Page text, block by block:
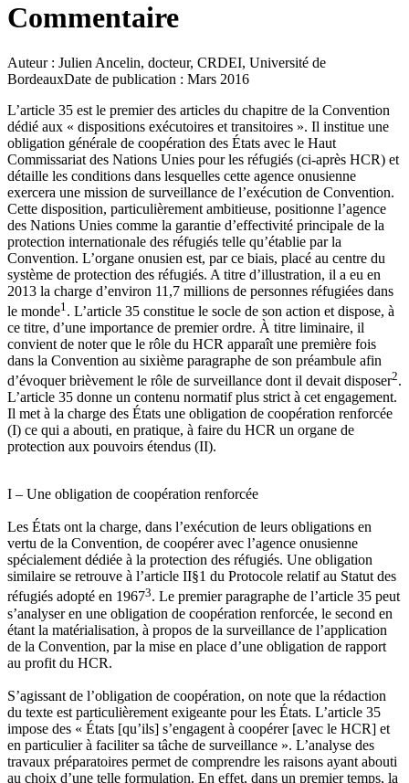
Commentaire
Auteur : Julien Ancelin, docteur, CRDEI, Université de
BordeauxDate de publication : Mars 2016
L’article 35 est le premier des articles du chapitre de la Convention
dédié aux « dispositions exécutoires et transitoires ». Il institue une
obligation générale de coopération des États avec le Haut
Commissariat des Nations Unies pour les réfugiés (ci-après HCR) et
détaille les conditions dans lesquelles cette agence onusienne
exercera une mission de surveillance de l’exécution de Convention.
Cette disposition, particulièrement ambitieuse, positionne l’agence
des Nations Unies comme la garantie d’effectivité principale de la
protection internationale des réfugiés telle qu’établie par la
Convention. L’organe onusien est, par ce biais, placé au centre du
système de protection des réfugiés. A titre d’illustration, il a eu en
2013 la charge d’environ 11,7 millions de personnes réfugiées dans
le monde1 . L’article 35 constitue le socle de son action et dispose, à
ce titre, d’une importance de premier ordre. À titre liminaire, il
convient de noter que le rôle du HCR apparaît une première fois
dans la Convention au sixième paragraphe de son préambule afin
d’évoquer brièvement le rôle de surveillance dont il devait disposer2.
L’article 35 donne un contenu normatif plus strict à cet engagement.
Il met à la charge des États une obligation de coopération renforcée
(I) ce qui a abouti, en pratique, à faire du HCR un organe de
protection aux pouvoirs étendus (II).
I – Une obligation de coopération renforcée
Les États ont la charge, dans l’exécution de leurs obligations en
vertu de la Convention, de coopérer avec l’agence onusienne
spécialement dédiée à la protection des réfugiés. Une obligation
similaire se retrouve à l’article II§1 du Protocole relatif au Statut des
réfugiés adopté en 19673. Le premier paragraphe de l’article 35 peut
s’analyser en une obligation de coopération renforcée, le second en
étant la matérialisation, à propos de la surveillance de l’application
de la Convention, par la mise en place d’une obligation de rapport
au profit du HCR.
S’agissant de l’obligation de coopération, on note que la rédaction
du texte est particulièrement exigeante pour les États. L’article 35
impose des « États [qu’ils] s’engagent à coopérer [avec le HCR] et
en particulier à faciliter sa tâche de surveillance ». L’analyse des
travaux préparatoires permet de comprendre les raisons ayant abouti
au choix d’une telle formulation. En effet, dans un premier temps, la